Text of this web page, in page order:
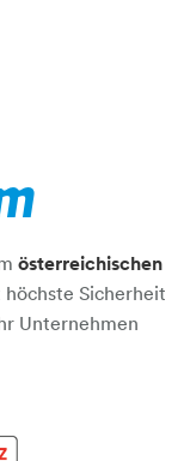
österreichischen
Sicherheit
Unternehmen